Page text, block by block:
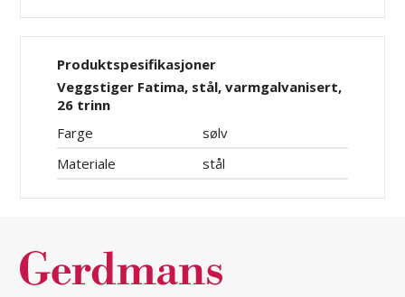
Produktspesifikasjoner
Veggstiger Fatima, stål, varmgalvanisert,
26 trinn
Farge
sølv
Materiale
stål